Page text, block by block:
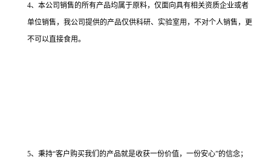
4、本公司销售的所有产品均属于原料，仅面向具有相关资质企业或者
单位销售，我公司提供的产品仅供科研、实验室用，不对个人销售，更
不可以直接食用。
5、秉持“客户购买我们的产品就是收获一份价值，一份安心”的信念；